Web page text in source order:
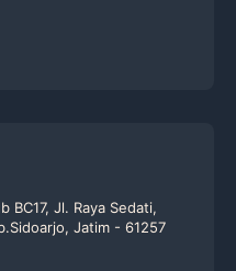
BC17, Jl. Raya Sedati,
Jatim - 61257